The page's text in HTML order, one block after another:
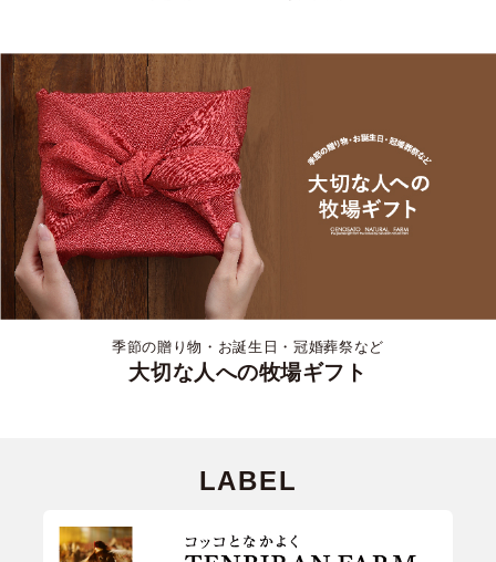
季節の贈り物・お誕生日・冠婚葬祭など
大切な人への牧場ギフト
LABEL